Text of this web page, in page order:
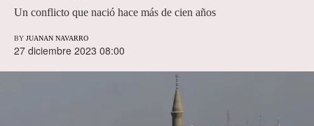
Un conflicto que nació hace más de cien años
BY JUANAN NAVARRO
27 diciembre 2023 08:00